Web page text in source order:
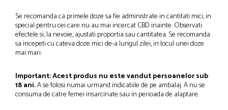
Se recomanda ca primele doze sa fie administrate in cantitati mici, in
special pentru cei care nu au mai incercat CBD inainte. Observati
efectele si, la nevoie, ajustati proportia sau cantitatea. Se recomanda
sa incepeti cu cateva doze mici de-a lungul zilei, in locul unei doze
mai mari.
Important: Acest produs nu este vandut persoanelor sub
18 ani.A se folosi numai urmand indicatiile de pe ambalaj. A nu se
consuma de catre femei insarcinate sau in perioada de alaptare.